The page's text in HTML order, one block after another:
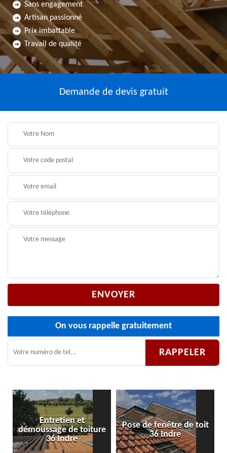
Sans engagement
Artisan passionné
Prix imbattable
Travail de qualité
Demande de devis gratuit
On vous rappelle gratuitement
Entretien et
démoussage de toiture
36 Indre
Pose de fenêtre de toit
36 Indre